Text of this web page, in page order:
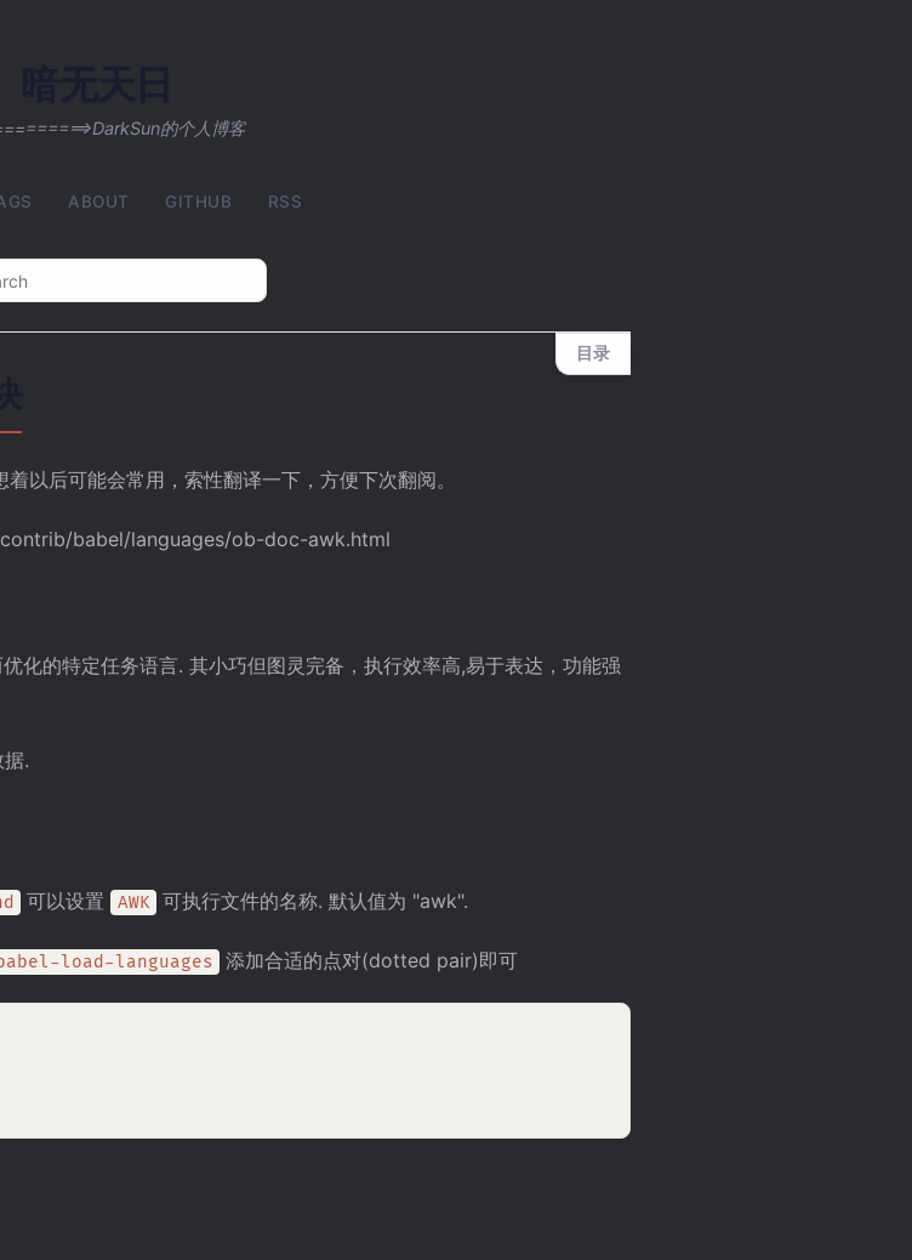
的个人博客
ABOUT GITHUB RSS
目录
以后可能会常用，索性翻译一下，方便下次翻阅。
babel/languages/ob-doc-awk.html
化的特定任务语言. 其小巧但图灵完备，执行效率高,易于表达，功能强
.
可以设置 AWK 可执行文件的名称. 默认值为 "awk".
load-languages 添加合适的点对(dotted pair)即可